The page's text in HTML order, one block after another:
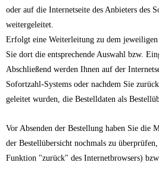
oder auf die Internetseite des Anbieters des
weitergeleitet.
Erfolgt eine Weiterleitung zu dem
Sie dort die entsprechende Auswahl bzw.
Abschließend werden Ihnen auf der
Sofortzahl-Systems oder nachdem Sie
geleitet wurden, die Bestelldaten als
Vor Absenden der Bestellung haben Sie die
der Bestellübersicht nochmals zu
Funktion "zurück" des Internetbrowsers)